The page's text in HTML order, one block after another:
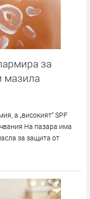
за
мазила
а „високият“ SPF
На пазара има
за защита от